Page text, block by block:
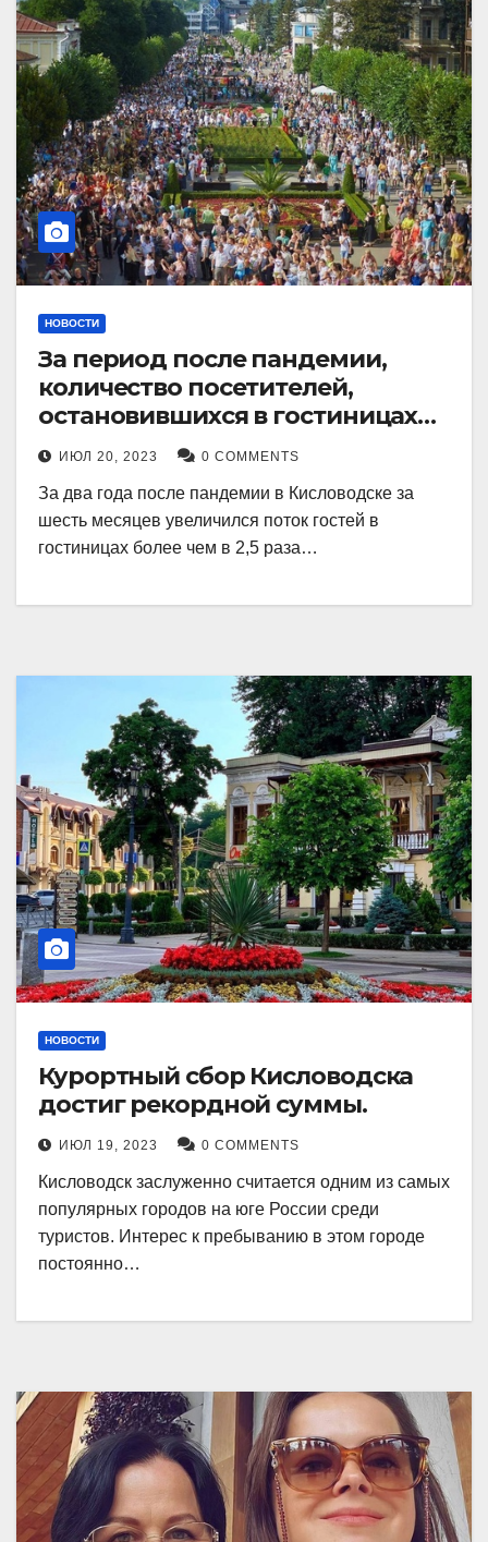
НОВОСТИ
За период после пандемии,
количество посетителей,
остановившихся в гостиницах
Кисловодска, выросло в 2,5 раза.
ИЮЛ 20, 2023 0 COMMENTS
За два года после пандемии в Кисловодске за
шесть месяцев увеличился поток гостей в
гостиницах более чем в 2,5 раза…
НОВОСТИ
Курортный сбор Кисловодска
достиг рекордной суммы.
ИЮЛ 19, 2023 0 COMMENTS
Кисловодск заслуженно считается одним из самых
популярных городов на юге России среди
туристов. Интерес к пребыванию в этом городе
постоянно…